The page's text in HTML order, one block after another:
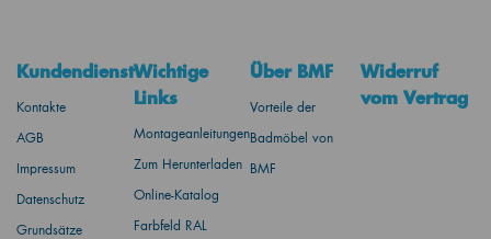
Kundendienst
Kontakte
AGB
Impressum
Datenschutz
Grundsätze
Wichtige
Links
Montageanleitungen
Zum Herunterladen
Online-Katalog
Farbfeld RAL
Über BMF
Vorteile der
Badmöbel von
BMF
Widerruf
vom Vertrag